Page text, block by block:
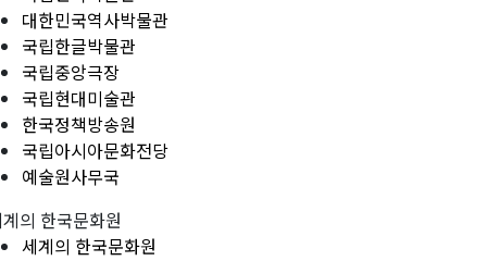
대한민국역사박물관
국립한글박물관
국립중앙극장
국립현대미술관
한국정책방송원
국립아시아문화전당
예술원사무국
의 한국문화원
세계의 한국문화원